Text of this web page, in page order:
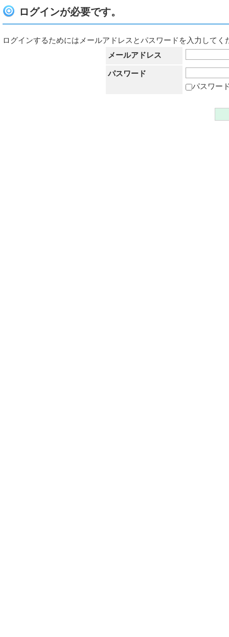
ログインが必要です。
ログインするためにはメールアドレスとパスワードを入力してく
メールアドレス
パスワード
パスワー